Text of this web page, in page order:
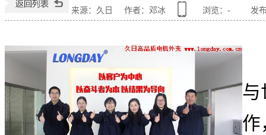
来源：久日 作者：邓冰 浏览： - 发
与
作